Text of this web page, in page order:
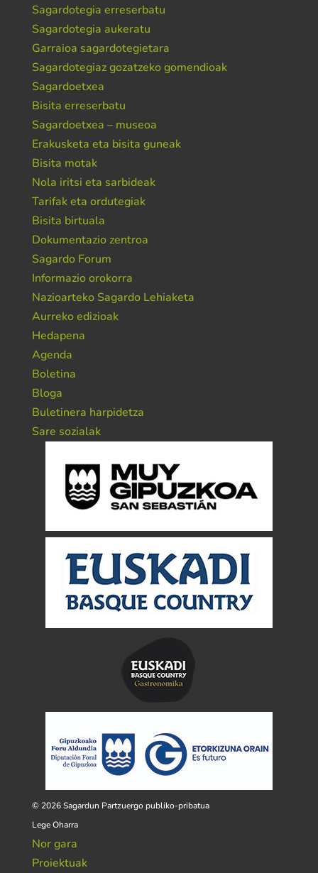
Sagardotegia erreserbatu
Sagardotegia aukeratu
Garraioa sagardotegietara
Sagardotegiaz gozatzeko gomendioak
Sagardoetxea
Bisita erreserbatu
Sagardoetxea – museoa
Erakusketa eta bisita guneak
Bisita motak
Nola iritsi eta sarbideak
Tarifak eta ordutegiak
Bisita birtuala
Dokumentazio zentroa
Sagardo Forum
Informazio orokorra
Nazioarteko Sagardo Lehiaketa
Aurreko edizioak
Hedapena
Agenda
Boletina
Bloga
Buletinera harpidetza
Sare sozialak
© 2026 Sagardun Partzuergo publiko-pribatua
Lege Oharra
Nor gara
Proiektuak